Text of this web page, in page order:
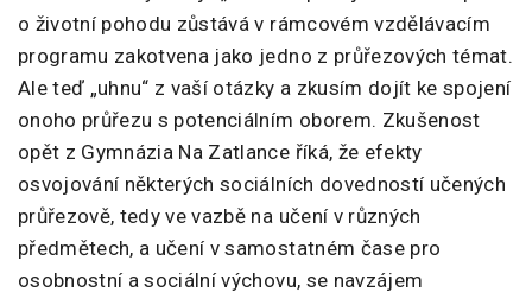
o životní pohodu zůstává v rámcovém vzdělávacím
programu zakotvena jako jedno z průřezových témat.
Ale teď „uhnu“ z vaší otázky a zkusím dojít ke spojení
onoho průřezu s potenciálním oborem. Zkušenost
opět z Gymnázia Na Zatlance říká, že efekty
osvojování některých sociálních dovedností učených
průřezově, tedy ve vazbě na učení v různých
předmětech, a učení v samostatném čase pro
osobnostní a sociální výchovu, se navzájem